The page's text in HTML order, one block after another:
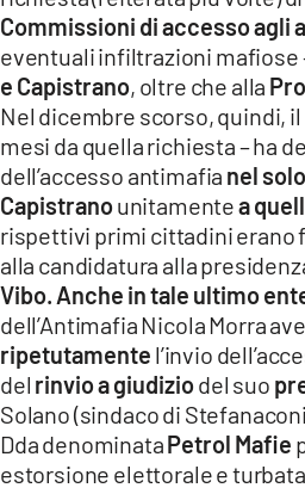
Commissioni di accesso agli
eventuali infiltrazioni mafiose
e Capistrano, oltre che alla
Nel dicembre scorso, quindi, il
mesi da quella richiesta – ha
dell’accesso antimafia nel
Capistranounitamentea
rispettivi primi cittadini erano
alla candidatura alla
Vibo. Anche in tale ultimo
dell’Antimafia Nicola Morra
ripetutamente l’invio
del rinvio a giudiziodel suo
Solano (sindaco di
Dda denominataPetrol Mafie
estorsione elettorale e